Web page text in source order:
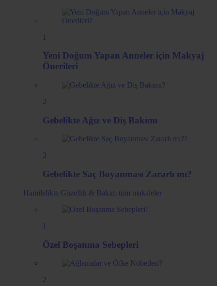
1
Yeni Doğum Yapan Anneler için Makyaj
Önerileri
2
Gebelikte Ağız ve Diş Bakımı
3
Gebelikte Saç Boyanması Zararlı mı?
Hamilelikte Güzellik & Bakım tüm makaleler
1
Özel Boşanma Sebepleri
2